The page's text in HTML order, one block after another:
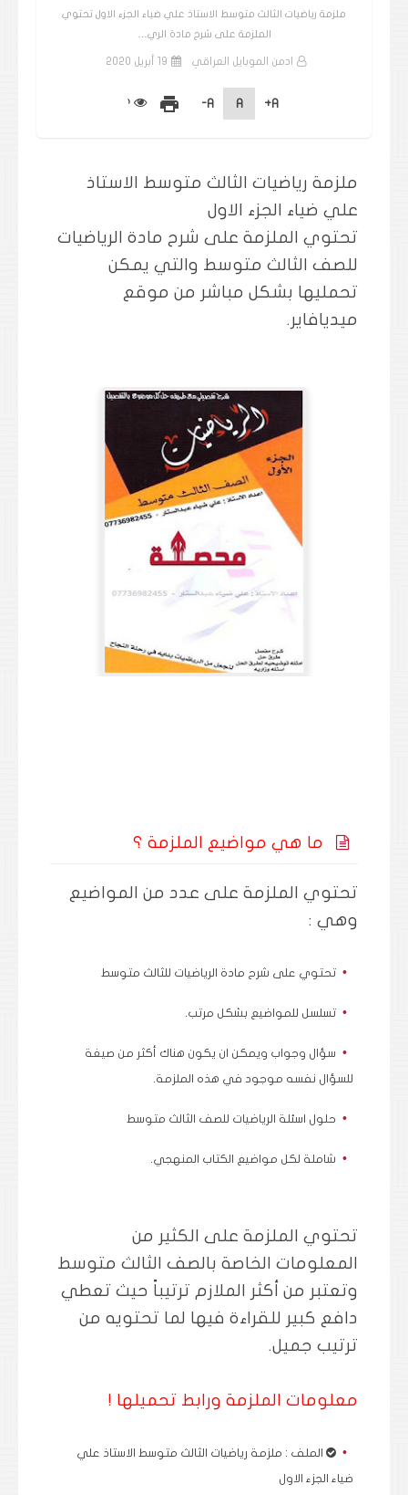
ملزمة رياضيات الثالث متوسط الاستاذ علي ضياء الجزء الاول تحتوي
الملزمة على شرح مادة الري…
ادمن الموبايل العراقي 19 أبريل 2020
A+
A
A-
print
ملزمة رياضيات الثالث متوسط الاستاذ
علي ضياء الجزء الاول
تحتوي الملزمة على شرح مادة الرياضيات
للصف الثالث متوسط والتي يمكن
تحمليها بشكل مباشر من موقع
ميديافاير.
ما هي مواضيع الملزمة ؟
تحتوي الملزمة على عدد من المواضيع
وهي :
تحتوي على شرح مادة الرياضيات للثالث متوسط
تسلسل للمواضيع بشكل مرتب.
سؤال وجواب ويمكن ان يكون هناك أكثر من صيغة
للسؤال نفسه موجود في هذه الملزمة.
حلول اسئلة الرياضيات للصف الثالث متوسط
شاملة لكل مواضيع الكتاب المنهجي.
تحتوي الملزمة على الكثير من
المعلومات الخاصة بالصف الثالث متوسط
وتعتبر من أكثر الملازم ترتيباً حيث تعطي
دافع كبير للقراءة فيها لما تحتويه من
ترتيب جميل.
معلومات الملزمة ورابط تحميلها !
الملف : ملزمة رياضيات الثالث متوسط الاستاذ علي
ضياء الجزء الاول